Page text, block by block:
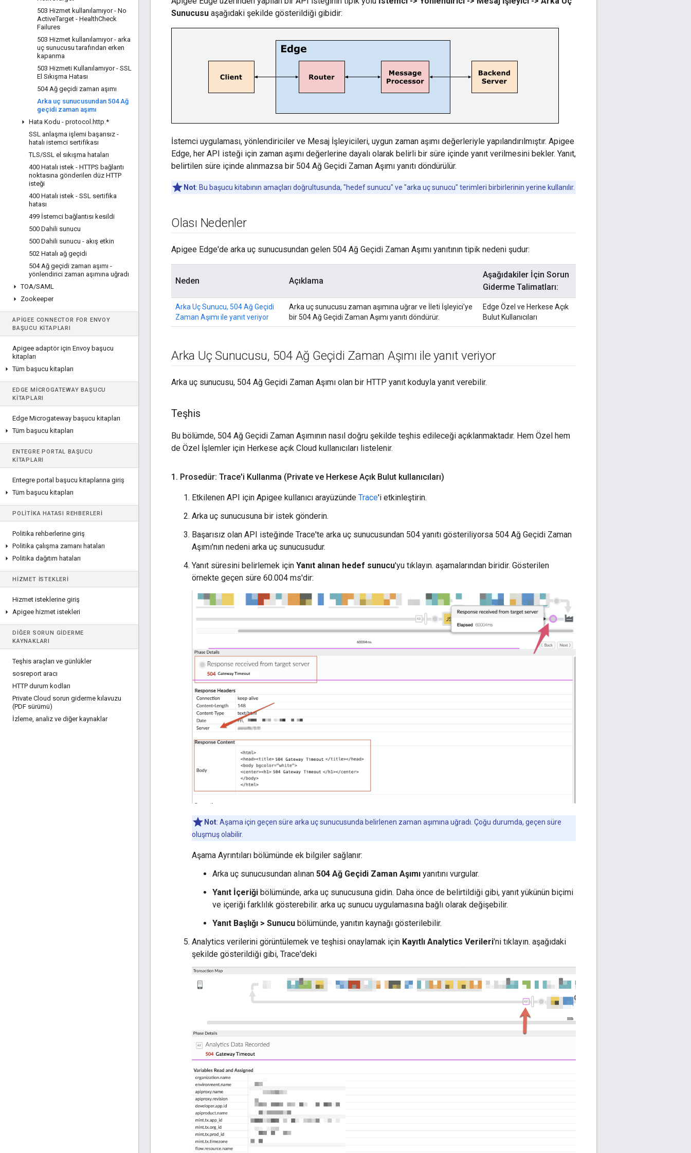
503 Hizmet kullanılamıyor - No
ActiveTarget - HealthCheck
Failures
503 Hizmet kullanılamıyor - arka
uç sunucusu tarafından erken
kapanma
503 Hizmeti Kullanılamıyor - SSL
El Sıkışma Hatası
504 Ağ geçidi zaman aşımı
Arka uç sunucusundan 504 Ağ
geçidi zaman aşımı
Hata Kodu - protocol .http.*
SSL anlaşma işlemi başarısız -
hatalı istemci sertifikası
TLS/SSL el sıkışma hataları
400 Hatalı istek - HTTPS bağlantı
noktasına gönderilen düz HTTP
isteği
400 Hatalı istek - SSL sertifika
hatası
499 İstemci bağlantısı kesildi
500 Dahili sunucu
500 Dahili sunucu - akış etkin
502 Hatalı ağ geçidi
504 Ağ geçidi zaman aşımı -
yönlendirici zaman aşımına uğradı
TOA/SAML
Zookeeper
APIGEE CONNECTOR FOR ENVOY
BAŞUCU KITAPLARI
Apigee adaptör için Envoy başucu
kitapları
Tüm başucu kitapları
EDGE MICROGATEWAY BAŞUCU
KITAPLARI
Edge Microgateway başucu kitapları
Tüm başucu kitapları
ENTEGRE PORTAL BAŞUCU
KITAPLARI
Entegre portal başucu kitaplarına giriş
Tüm başucu kitapları
POLITIKA HATASI REHBERLERI
Politika rehberlerine giriş
Politika çalışma zamanı hataları
Politika dağıtım hataları
HIZMET ISTEKLERI
Hizmet isteklerine giriş
Apigee hizmet istekleri
DIĞER SORUN GIDERME
KAYNAKLARI
Teşhis araçları ve günlükler
sosreport aracı
HTTP durum kodları
Private Cloud sorun giderme kılavuzu
(PDF sürümü)
İzleme, analiz ve diğer kaynaklar
Sunucusu aşağıdaki şekilde gösterildiği gibidir:
İstemci uygulaması, yönlendiriciler ve Mesaj İşleyicileri, uygun zaman aşımı değerleriyle yapılandırılmıştır. Apigee
Edge, her API isteği için zaman aşımı değerlerine dayalı olarak belirli bir süre içinde yanıt verilmesini bekler. Yanıt,
belirtilen süre içinde alınmazsa bir 504 Ağ Geçidi Zaman Aşımı yanıtı döndürülür.
Not: Bu başucu kitabının amaçları doğrultusunda, "hedef sunucu" ve "arka uç sunucu" terimleri birbirlerinin yerine kullanılır.
Olası Nedenler
Apigee Edge'de arka uç sunucusundan gelen 504 Ağ Geçidi Zaman Aşımı yanıtının tipik nedeni şudur:
Neden Açıklama
Aşağıdakiler İçin Sorun
Giderme Talimatları:
Arka Uç Sunucu, 504 Ağ Geçidi
Zaman Aşımı ile yanıt veriyor
Arka uç sunucusu zaman aşımına uğrar ve İleti İşleyici'ye
bir 504 Ağ Geçidi Zaman Aşımı yanıtı döndürür.
Edge Özel ve Herkese Açık
Bulut Kullanıcıları
Arka Uç Sunucusu, 504 Ağ Geçidi Zaman Aşımı ile yanıt veriyor
Arka uç sunucusu, 504 Ağ Geçidi Zaman Aşımı olan bir HTTP yanıt koduyla yanıt verebilir.
Teşhis
Bu bölümde, 504 Ağ Geçidi Zaman Aşımının nasıl doğru şekilde teşhis edileceği açıklanmaktadır. Hem Özel hem
de Özel İşlemler için Herkese açık Cloud kullanıcıları listelenir.
1 . Prosedür: Trace'i Kullanma (Private ve Herkese Açık Bulut kullanıcıları)
Etkilenen API için Apigee kullanıcı arayüzünde Trace'i etkinleştirin.
Arka uç sunucusuna bir istek gönderin.
Başarısız olan API isteğinde Trace'te arka uç sunucusundan 504 yanıtı gösteriliyorsa 504 Ağ Geçidi Zaman
Aşımı'nın nedeni arka uç sunucusudur.
Yanıt süresini belirlemek için Yanıt alınan hedef sunucu'yu tıklayın. aşamalarından biridir. Gösterilen
örnekte geçen süre 60.004 ms'dir:
Not: Aşama için geçen süre arka uç sunucusunda belirlenen zaman aşımına uğradı. Çoğu durumda, geçen süre
oluşmuş olabilir.
Aşama Ayrıntıları bölümünde ek bilgiler sağlanır:
Arka uç sunucusundan alınan 504 Ağ Geçidi Zaman Aşımı yanıtını vurgular.
Yanıt İçeriği bölümünde, arka uç sunucusuna gidin. Daha önce de belirtildiği gibi, yanıt yükünün biçimi
ve içeriği farklılık gösterebilir. arka uç sunucu uygulamasına bağlı olarak değişebilir.
Yanıt Başlığı > Sunucu bölümünde, yanıtın kaynağı gösterilebilir.
Analytics verilerini görüntülemek ve teşhisi onaylamak için Kayıtlı Analytics Verileri'ni tıklayın. aşağıdaki
şekilde gösterildiği gibi, Trace'deki